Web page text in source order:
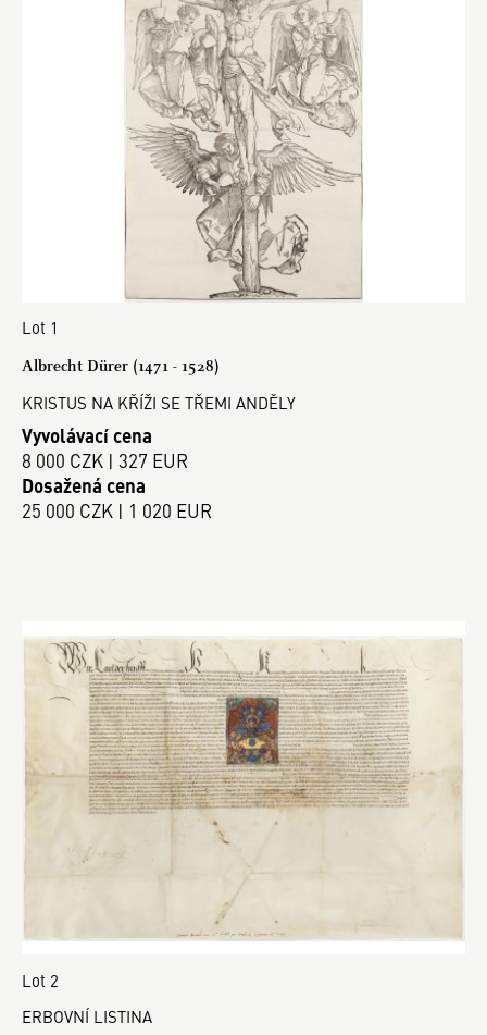
Lot 1
Albrecht Dürer (1471 - 1528)
KRISTUS NA KŘÍŽI SE TŘEMI ANDĚLY
Vyvolávací cena
8 000 CZK | 327 EUR
Dosažená cena
25 000 CZK | 1 020 EUR
Lot 2
ERBOVNÍ LISTINA